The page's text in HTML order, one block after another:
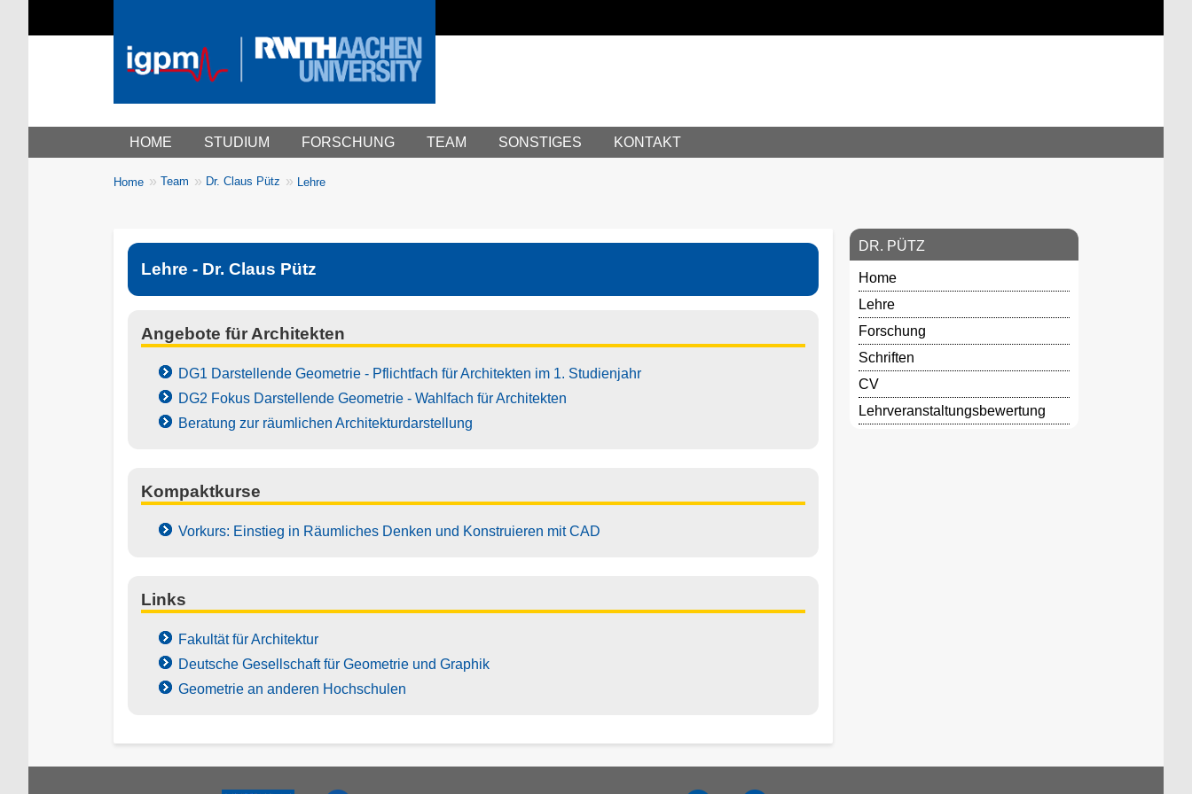
Main menu
HOME STUDIUM FORSCHUNG TEAM SONSTIGES KONTAKT
Breadcrumbs
You
Home Team Dr. Claus Pütz Lehre
Lehre - Dr. Claus Pütz
Angebote für Architekten
DG1 Darstellende Geometrie - Pflichtfach für Architekten im 1. Studienjahr
DG2 Fokus Darstellende Geometrie - Wahlfach für Architekten
Beratung zur räumlichen Architekturdarstellung
Kompaktkurse
Vorkurs: Einstieg in Räumliches Denken und Konstruieren mit CAD
Links
Fakultät für Architektur
Deutsche Gesellschaft für Geometrie und Graphik
Geometrie an anderen Hochschulen
DR. PÜTZ
Home
Lehre
Forschung
Schriften
CV
Lehrveranstaltungsbewertung